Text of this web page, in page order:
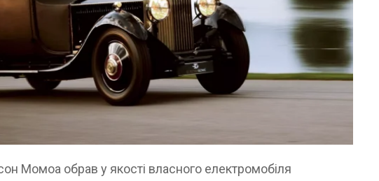
Момоа обрав у якості власного електромобіля